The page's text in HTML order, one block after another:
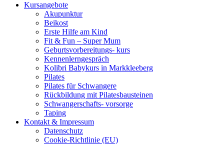
Kursangebote
Akupunktur
Beikost
Erste Hilfe am Kind
Fit & Fun – Super Mum
Geburtsvorbereitungs- kurs
Kennenlerngespräch
Kolibri Babykurs in Markkleeberg
Pilates
Pilates für Schwangere
Rückbildung mit Pilatesbausteinen
Schwangerschafts- vorsorge
Taping
Kontakt & Impressum
Datenschutz
Cookie-Richtlinie (EU)